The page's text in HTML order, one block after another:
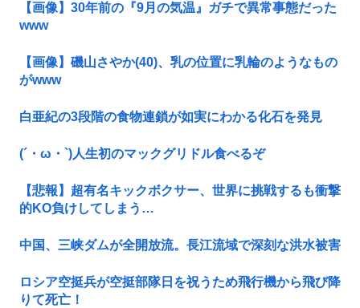
【画像】30年前の『9月の気温』ガチで異常事態だった
www
【画像】磯山さやか(40)、乳の位置に乳輪のようなもの
がwww
白亜紀の3段階の食物連鎖が如実にわかる化石を発見
(´・ω・`)人生初のマックグリドル食べるぞ
【悲報】超有名キックボクサー、世界に挑戦するも衝撃
的KO負けしてしまう…
中国、三峡ダムが全開放流。長江流域で深刻な洪水被害
ロシア空挺兵が空挺部隊日を祝うため飛行機から飛び降
りて死亡！